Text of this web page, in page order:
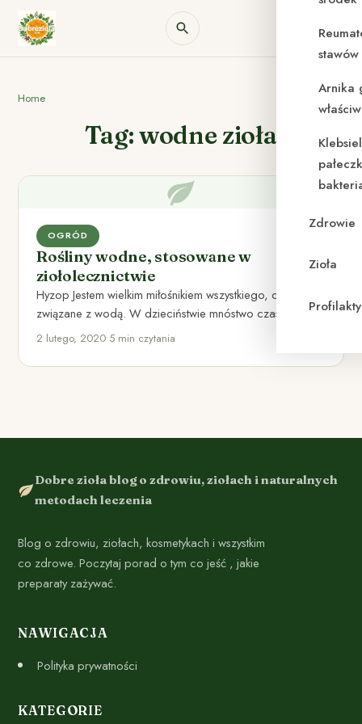
Arnika
Zdrowie
Zioła
Home
Tag: wodne zioła
OGRÓD
Rośliny wodne, stosowane w
ziołolecznictwie
Hyzop Jestem wielkim miłośnikiem wszystkiego, co
związane z wodą. W dzieciństwie mnóstwo czasu
spędziłem nad Bugiem, od wielu…
2 lutego, 2020•5 min czytania
Dobre zioła blog o zdrowiu, ziołach i naturalnych
metodach leczenia
Blog o zdrowiu, ziołach, kosmetykach i wszystkim
co zdrowe. Poczytaj porad o tym co jeść , jakie
preparaty zażywać.
NAWIGACJA
Polityka prywatności
KATEGORIE